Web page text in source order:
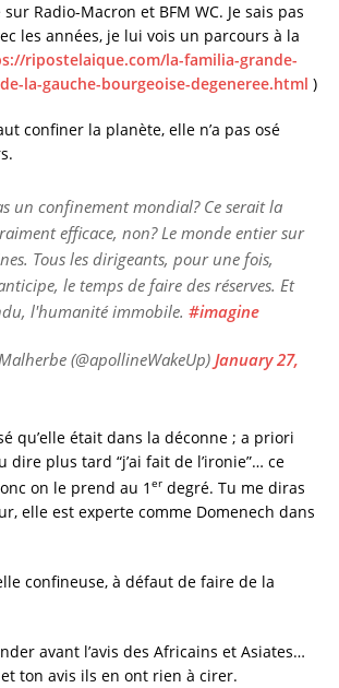
Radio-Macron et BFM WC. Je sais pas
les années, je lui vois un parcours à la
ripostelaique.com/la-familia-grande-
la-gauche-bourgeoise-degeneree.html )
confiner la planète, elle n’a pas osé
un confinement mondial? Ce serait la
efficace, non? Le monde entier sur
Tous les dirigeants, pour une fois,
le temps de faire des réserves. Et
l'humanité immobile. #imagine
(@apollineWakeUp) January 27,
qu’elle était dans la déconne ; a priori
dire plus tard “j’ai fait de l’ironie”… ce
on le prend au 1 er degré. Tu me diras
elle est experte comme Domenech dans
confineuse, à défaut de faire de la
avant l’avis des Africains et Asiates…
ton avis ils en ont rien à cirer.